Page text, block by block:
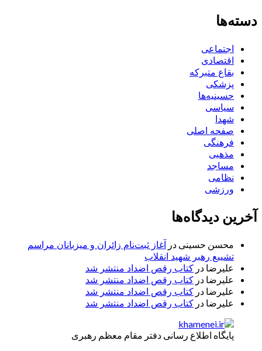
دسته‌ها
اجتماعی
اقتصادی
بقاع متبرکه
پزشکی
حسینیه‌ها
سیاسی
شهدا
صفحه اصلی
فرهنگی
مذهبی
مساجد
نظامی
ورزشی
آخرین دیدگاه‌ها
محسن حسینی در آغاز ثبت‌نام زائران و میزبانان مراسم
تشییع رهبر شهید انقلاب
علیرضا در کتاب رقص اضداد منتشر شد
علیرضا در کتاب رقص اضداد منتشر شد
علیرضا در کتاب رقص اضداد منتشر شد
علیرضا در کتاب رقص اضداد منتشر شد
پایگاه اطلاع رسانی دفتر مقام معظم رهبری